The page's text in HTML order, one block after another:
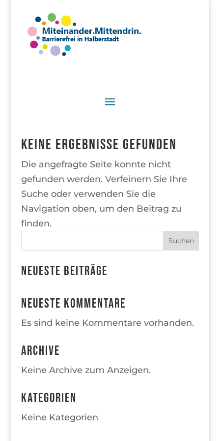
Keine Ergebnisse gefunden
Die angefragte Seite konnte nicht
gefunden werden. Verfeinern Sie Ihre
Suche oder verwenden Sie die
Navigation oben, um den Beitrag zu
finden.
Suchen
Neueste Beiträge
Neueste Kommentare
Es sind keine Kommentare vorhanden.
Archive
Keine Archive zum Anzeigen.
Kategorien
Keine Kategorien